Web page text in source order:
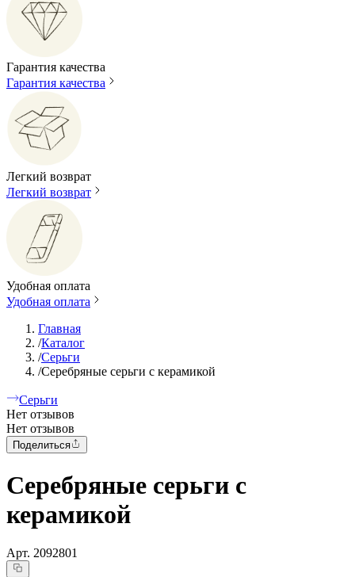
Гарантия качества
Гарантия качества
Легкий возврат
Легкий возврат
Удобная оплата
Удобная оплата
Главная
/Каталог
/Серьги
/Серебряные серьги с керамикой
Серьги
Нет отзывов
Нет отзывов
Поделиться
Серебряные серьги с
керамикой
Арт. 2092801